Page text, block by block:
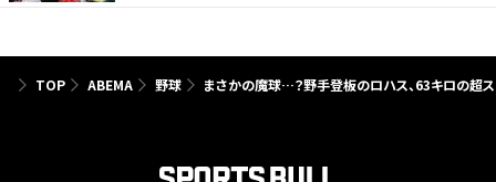
TOP ABEMA 野球 まさかの魔球…？野手登板のロハス、63キロの超ス